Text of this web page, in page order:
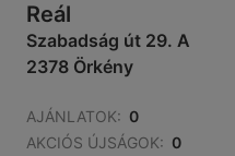
Reál
Szabadság út 29. A
2378 Örkény
AJÁNLATOK: 0
AKCIÓS ÚJSÁGOK: 0